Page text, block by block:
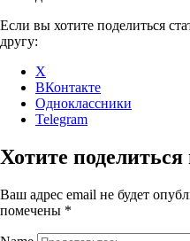
Если вы хотите поделиться
другу:
X
ВКонтакте
Одноклассники
Telegram
Хотите
Ваш адрес email не будет
помечены *